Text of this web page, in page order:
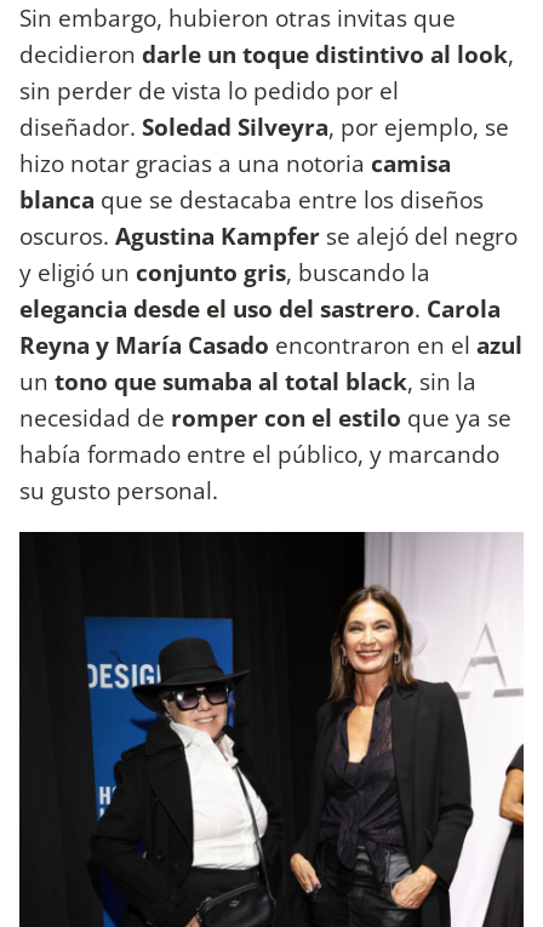
Sin embargo, hubieron otras invitas que
decidieron darle un toque distintivo al look,
sin perder de vista lo pedido por el
diseñador. Soledad Silveyra, por ejemplo, se
hizo notar gracias a una notoria camisa
blanca que se destacaba entre los diseños
oscuros. Agustina Kampfer se alejó del negro
y eligió un conjunto gris, buscando la
elegancia desde el uso del sastrero. Carola
Reyna y María Casado encontraron en el azul
un tono que sumaba al total black, sin la
necesidad de romper con el estilo que ya se
había formado entre el público, y marcando
su gusto personal.